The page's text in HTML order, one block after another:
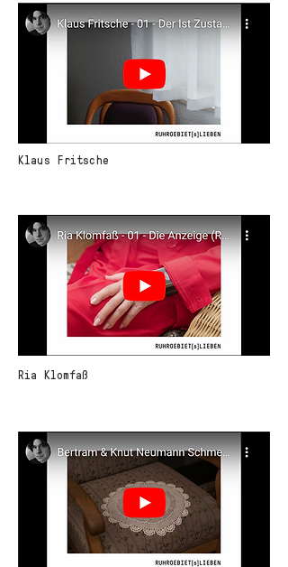
Klaus Fritsche
Ria Klomfaß